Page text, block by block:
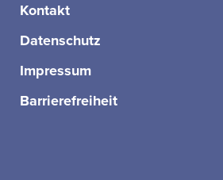
Kontakt
Datenschutz
Impressum
Barrierefreiheit